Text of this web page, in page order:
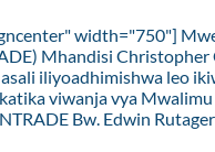
width="750"]
Mhandisi
iliyoadhimishwa leo
viwanja vya
Bw. Edwin